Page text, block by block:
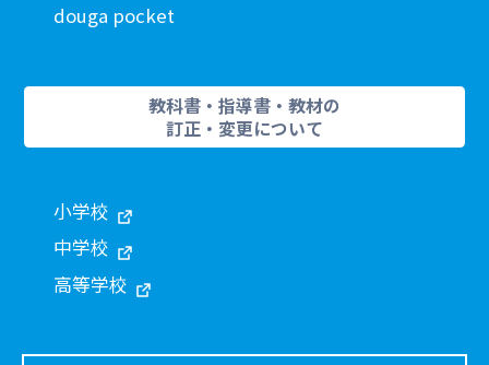
douga pocket
教科書・指導書・教材の
訂正・変更について
小学校
中学校
高等学校